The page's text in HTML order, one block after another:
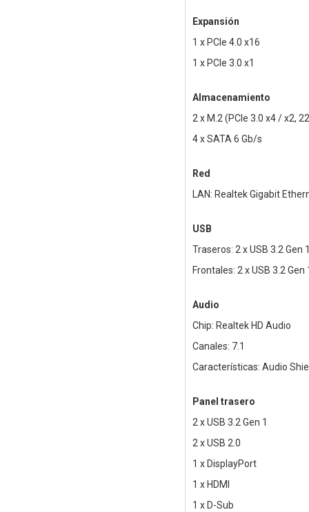
Expansión
1 x PCIe 4.0 x16
1 x PCIe 3.0 x1
Almacenamiento
2 x M.2 (PCIe 3.0 x4 / x2,
4 x SATA 6 Gb/s
Red
LAN: Realtek Gigabit
USB
Traseros: 2 x USB 3.2 Gen
Frontales: 2 x USB 3.2
Audio
Chip: Realtek HD Audio
Canales: 7.1
Características: Audio
Panel trasero
2 x USB 3.2 Gen 1
2 x USB 2.0
1 x DisplayPort
1 x HDMI
1 x D-Sub